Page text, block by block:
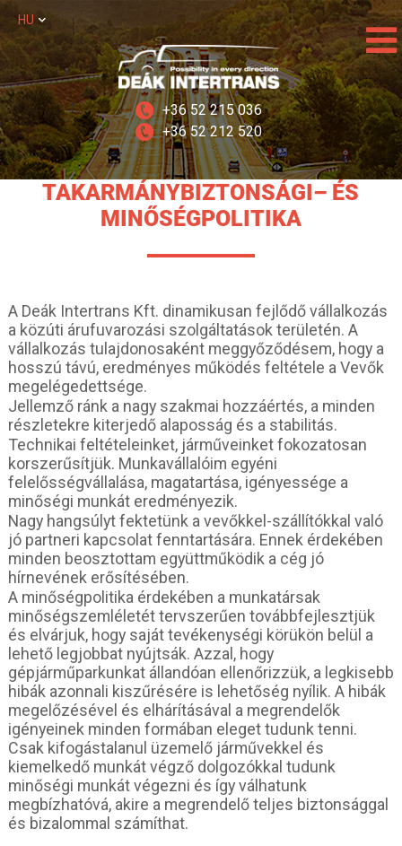
+36 52 215 036
+36 52 212 520
HU
TAKARMÁNYBIZTONSÁGI– ÉS
MINŐSÉGPOLITIKA
A Deák Intertrans Kft. dinamikusan fejlődő vállalkozás
a közúti árufuvarozási szolgáltatások területén. A
vállalkozás tulajdonosaként meggyőződésem, hogy a
hosszú távú, eredményes működés feltétele a Vevők
megelégedettsége.
Jellemző ránk a nagy szakmai hozzáértés, a minden
részletekre kiterjedő alaposság és a stabilitás.
Technikai feltételeinket, járműveinket fokozatosan
korszerűsítjük. Munkavállalóim egyéni
felelősségvállalása, magatartása, igényessége a
minőségi munkát eredményezik.
Nagy hangsúlyt fektetünk a vevőkkel-szállítókkal való
jó partneri kapcsolat fenntartására. Ennek érdekében
minden beosztottam együttműködik a cég jó
hírnevének erősítésében.
A minőségpolitika érdekében a munkatársak
minőségszemléletét tervszerűen továbbfejlesztjük
és elvárjuk, hogy saját tevékenységi körükön belül a
lehető legjobbat nyújtsák. Azzal, hogy
gépjárműparkunkat állandóan ellenőrizzük, a legkisebb
hibák azonnali kiszűrésére is lehetőség nyílik. A hibák
megelőzésével és elhárításával a megrendelők
igényeinek minden formában eleget tudunk tenni.
Csak kifogástalanul üzemelő járművekkel és
kiemelkedő munkát végző dolgozókkal tudunk
minőségi munkát végezni és így válhatunk
megbízhatóvá, akire a megrendelő teljes biztonsággal
és bizalommal számíthat.